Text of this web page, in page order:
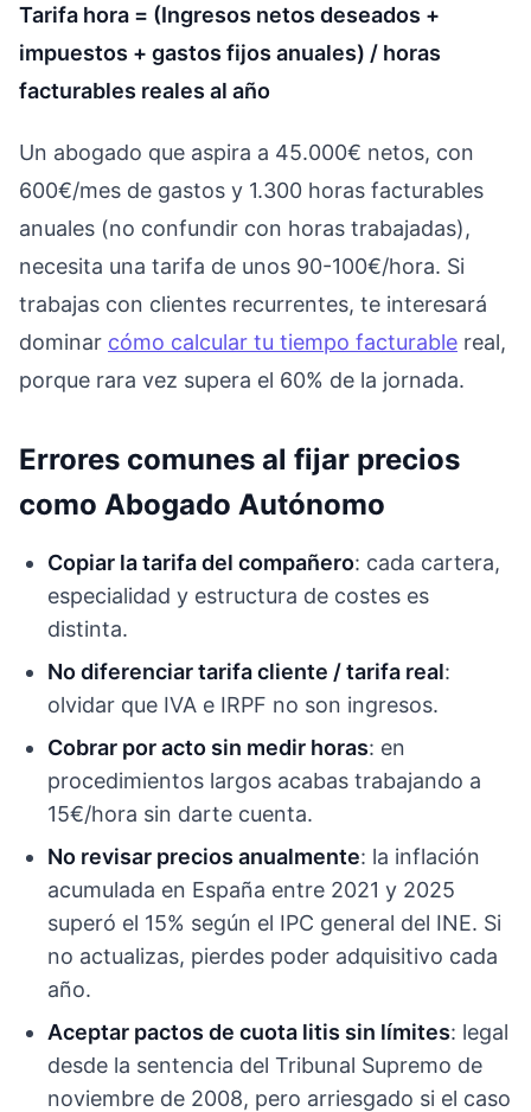
Tarifa hora = (Ingresos netos deseados +
impuestos + gastos fijos anuales) / horas
facturables reales al año
Un abogado que aspira a 45.000€ netos, con
600€/mes de gastos y 1.300 horas facturables
anuales (no confundir con horas trabajadas),
necesita una tarifa de unos 90-100€/hora. Si
trabajas con clientes recurrentes, te interesará
dominar cómo calcular tu tiempo facturable real,
porque rara vez supera el 60% de la jornada.
Errores comunes al fijar precios
como Abogado Autónomo
Copiar la tarifa del compañero: cada cartera,
especialidad y estructura de costes es
distinta.
No diferenciar tarifa cliente / tarifa real:
olvidar que IVA e IRPF no son ingresos.
Cobrar por acto sin medir horas: en
procedimientos largos acabas trabajando a
15€/hora sin darte cuenta.
No revisar precios anualmente: la inflación
acumulada en España entre 2021 y 2025
superó el 15% según el IPC general del INE. Si
no actualizas, pierdes poder adquisitivo cada
año.
Aceptar pactos de cuota litis sin límites: legal
desde la sentencia del Tribunal Supremo de
noviembre de 2008, pero arriesgado si el caso